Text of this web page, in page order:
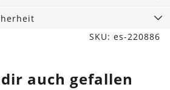
SKU: es-220886
auch gefallen